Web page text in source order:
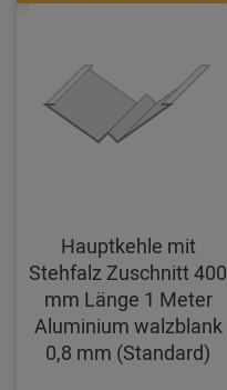
Hauptkehle mit
Stehfalz Zuschnitt 400
mm Länge 1 Meter
Aluminium walzblank
0,8 mm (Standard)